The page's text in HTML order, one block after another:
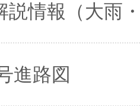
説情報（大雨
進路図